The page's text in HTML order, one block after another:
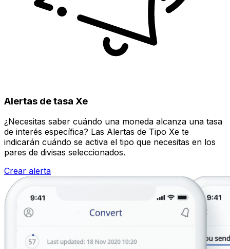
Alertas de tasa Xe
¿Necesitas saber cuándo una moneda alcanza una tasa
de interés específica? Las Alertas de Tipo Xe te
indicarán cuándo se activa el tipo que necesitas en los
pares de divisas seleccionados.
Crear alerta